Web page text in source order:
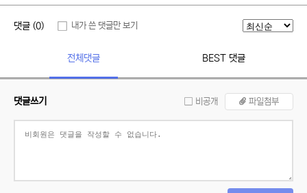
댓글 (0) 내가 쓴 댓글만 보기
전체댓글 BEST 댓글
댓글쓰기 비공개 파일첨부